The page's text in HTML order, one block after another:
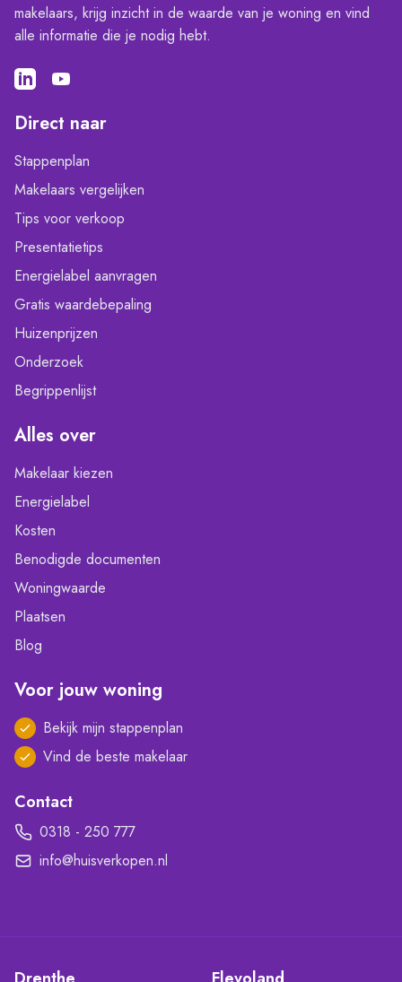
makelaars, krijg inzicht in de waarde van je woning en vind
alle informatie die je nodig hebt.
Direct naar
Stappenplan
Makelaars vergelijken
Tips voor verkoop
Presentatietips
Energielabel aanvragen
Gratis waardebepaling
Huizenprijzen
Onderzoek
Begrippenlijst
Alles over
Makelaar kiezen
Energielabel
Kosten
Benodigde documenten
Woningwaarde
Plaatsen
Blog
Voor jouw woning
Bekijk mijn stappenplan
Vind de beste makelaar
Contact
0318 - 250 777
info@huisverkopen.nl